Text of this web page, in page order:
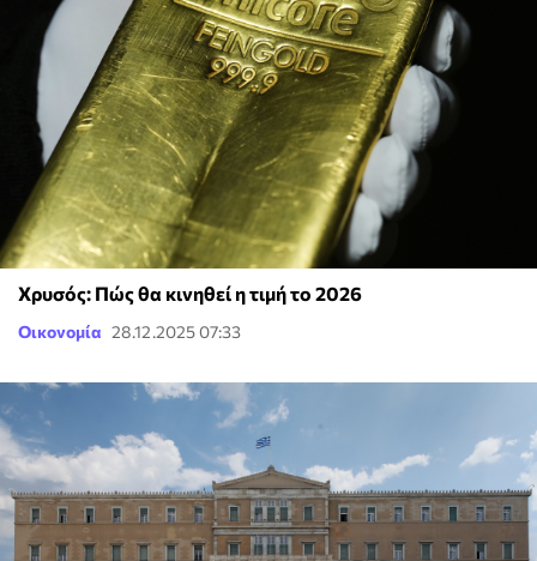
Χρυσός: Πώς θα κινηθεί η τιμή το 2026
Οικονομία 28.12.2025 07:33